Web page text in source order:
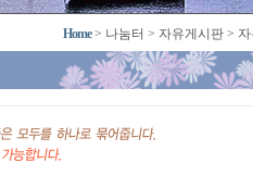
Home> 나눔터 > 자유게시판 >